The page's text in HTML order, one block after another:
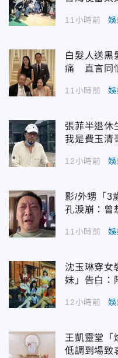
11小時前
白髮人送黑
痛 直言同
11小時前
張菲半退休
我是費玉清
12小時前
影/外甥「3
孔淚崩：曾
11小時前
沈玉琳穿
妹」告白：
12小時前
王凱靈堂
低調到場致